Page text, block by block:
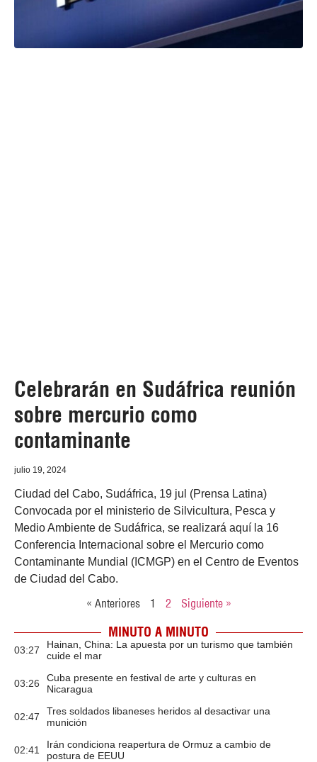
Celebrarán en Sudáfrica reunión
sobre mercurio como
contaminante
julio 19, 2024
Ciudad del Cabo, Sudáfrica, 19 jul (Prensa Latina)
Convocada por el ministerio de Silvicultura, Pesca y
Medio Ambiente de Sudáfrica, se realizará aquí la 16
Conferencia Internacional sobre el Mercurio como
Contaminante Mundial (ICMGP) en el Centro de Eventos
de Ciudad del Cabo.
« Anteriores 1 2 Siguiente »
MINUTO A MINUTO
03:27
Hainan, China: La apuesta por un turismo que también
cuide el mar
03:26
Cuba presente en festival de arte y culturas en
Nicaragua
02:47
Tres soldados libaneses heridos al desactivar una
munición
02:41
Irán condiciona reapertura de Ormuz a cambio de
postura de EEUU